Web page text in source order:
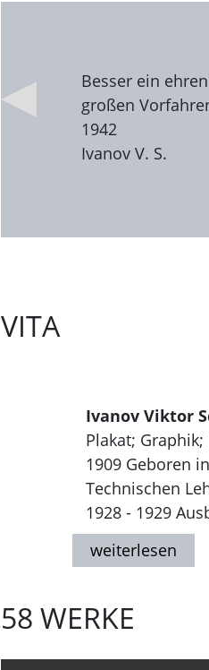
Besser ein
großen
1942
Ivanov V. S.
VITA
Ivanov Viktor
Plakat;
1909 Geboren
Technischen
1928 - 1929
1929 - 1933
Akademie der
Plakatkünstler
1930er Jahre
Seit 1934
58 WERKE